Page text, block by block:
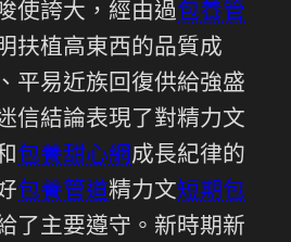
使誇大，經由過包養管
扶植高東西的品質成
平易近族回復供給強盛
信結論表現了對精力文
包養甜心網成長紀律的
包養管道精力文短期包
了主要遵守。新時期新